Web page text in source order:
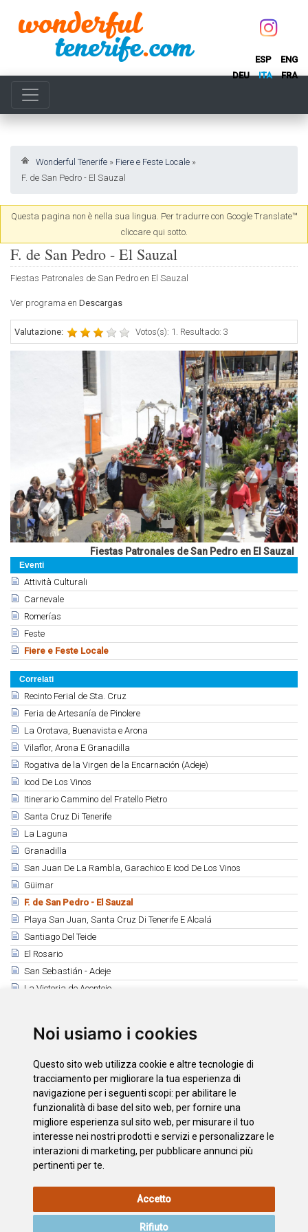
Noi usiamo i cookies
Questo sito web utilizza cookie e altre tecnologie di
tracciamento per migliorare la tua esperienza di
navigazione per i seguenti scopi: per abilitare le
funzionalità di base del sito web, per fornire una
migliore esperienza sul sito web, per misurare il tuo
interesse nei nostri prodotti e servizi e personalizzare le
interazioni di marketing, per pubblicare annunci più
pertinenti per te
Accetto
Rifiuto
ESP
ENG
DEU
ITA FRA
Wonderful Tenerife » Fiere e Feste Locale »
F. de San Pedro - El Sauzal
Questa pagina non è nella sua lingua. Per tradurre con Google Translate™
cliccare qui sotto.
Eventi
Attività Culturali
Carnevale
Romerías
Feste
Fiere e Feste Locale
Correlati
Recinto Ferial de Sta. Cruz
Feria de Artesanía de Pinolere
La Orotava, Buenavista e Arona
Vilaflor, Arona E Granadilla
Rogativa de la Virgen de la Encarnación (Adeje)
Icod De Los Vinos
Itinerario Cammino del Fratello Pietro
Santa Cruz Di Tenerife
La Laguna
Granadilla
San Juan De La Rambla, Garachico E Icod De Los Vinos
Güimar
F. de San Pedro - El Sauzal
Playa San Juan, Santa Cruz Di Tenerife E Alcalá
Santiago Del Teide
El Rosario
San Sebastián - Adeje
La Victoria de Acentejo
Ntra Sra de Los Remedios - Tegueste
Fiestas de Adeje y Santa Úrsula
Buenavista del Norte
La Matanza E Taganana
Feste a Guía de Isora
F. de San Pedro - El Sauzal
Fiestas Patronales de San Pedro en El Sauzal
Ver programa en Descargas
Valutazione: Votos(s): 1. Resultado: 3
Fiestas Patronales de San Pedro en El Sauzal